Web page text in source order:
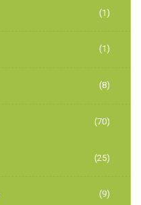
(1)
(1)
(8)
(70)
(25)
(9)